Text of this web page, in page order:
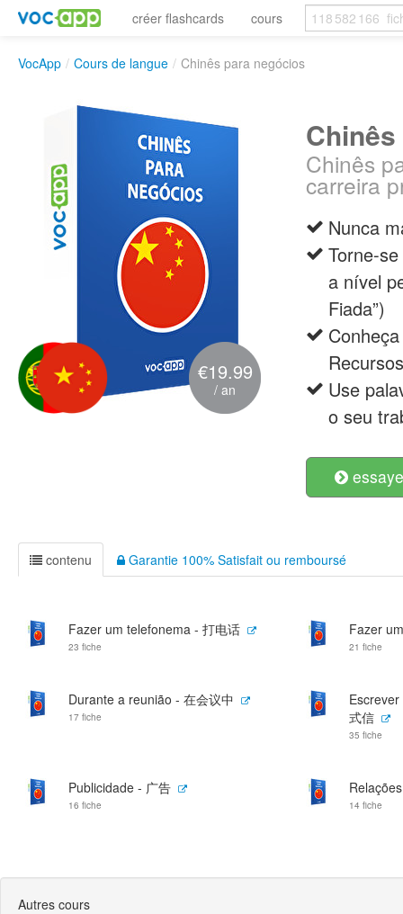
créer flashcards cours
VocApp / Cours de langue / Chinês para negócios
€19.99
/ an
Chinês
carreira
Nunca
Torne-
a nível
Fiada”)
Use
o seu
contenu Garantie 100% Satisfait ou remboursé
Fazer um telefonema - 打电话
23 fiche
Fazer
21 fiche
Durante a reunião - 在会议中
17 fiche
式信
35 fiche
Publicidade - 广告
16 fiche 14 fiche
Autres cours